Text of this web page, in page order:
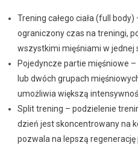
Trening całego ciała (full
ograniczony czas na treningi,
wszystkimi mięśniami w jednej
Pojedyncze partie mięśniowe
lub dwóch grupach
umożliwia większą
Split trening – podzielenie
dzień jest skoncentrowany na
pozwala na lepszą regenerację